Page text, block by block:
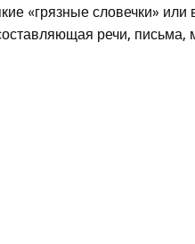
«грязные словечки»
речи,